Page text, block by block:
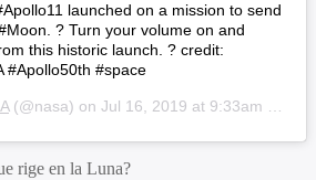
launched on a mission to send
? Turn your volume on and
this historic launch. ? credit:
#Apollo50th #space
(@nasa) on Jul 16, 2019 at 9:33am PDT
rige en la Luna?